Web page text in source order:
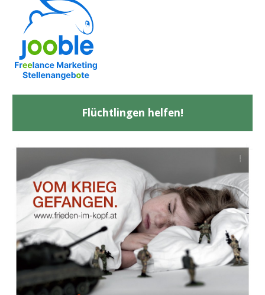
Flüchtlingen helfen!